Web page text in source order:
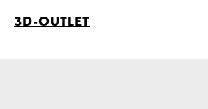
3D-OUTLET